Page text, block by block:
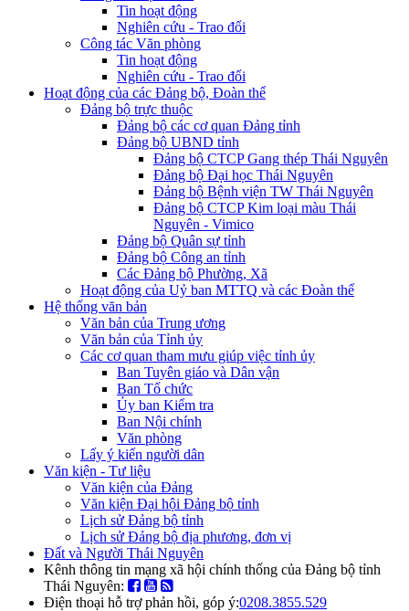
Tin hoạt động
Nghiên cứu - Trao đổi
Công tác Văn phòng
Tin hoạt động
Nghiên cứu - Trao đổi
Hoạt động của các Đảng bộ, Đoàn thể
Đảng bộ trực thuộc
Đảng bộ các cơ quan Đảng tỉnh
Đảng bộ UBND tỉnh
Đảng bộ CTCP Gang thép Thái Nguyên
Đảng bộ Đại học Thái Nguyên
Đảng bộ Bệnh viện TW Thái Nguyên
Đảng bộ CTCP Kim loại màu Thái
Nguyên - Vimico
Đảng bộ Quân sự tỉnh
Đảng bộ Công an tỉnh
Các Đảng bộ Phường, Xã
Hoạt động của Uỷ ban MTTQ và các Đoàn thể
Hệ thống văn bản
Văn bản của Trung ương
Văn bản của Tỉnh ủy
Các cơ quan tham mưu giúp việc tỉnh ủy
Ban Tuyên giáo và Dân vận
Ban Tổ chức
Ủy ban Kiểm tra
Ban Nội chính
Văn phòng
Lấy ý kiến người dân
Văn kiện - Tư liệu
Văn kiện của Đảng
Văn kiện Đại hội Đảng bộ tỉnh
Lịch sử Đảng bộ tỉnh
Lịch sử Đảng bộ địa phương, đơn vị
Đất và Người Thái Nguyên
Kênh thông tin mạng xã hội chính thống của Đảng bộ tỉnh
Thái Nguyên:
Điện thoại hỗ trợ phản hồi, góp ý:0208.3855.529